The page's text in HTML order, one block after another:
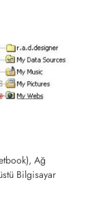
Ağ
Bilgisayar